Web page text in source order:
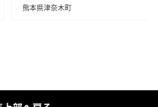
し 熊本肥育 送料無料---tn_fjst5_
熊本県津奈木町